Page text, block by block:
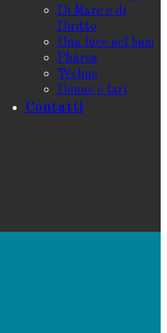
Di Mare e di
Diritto
Una luce nel buio
Phàros
Téchne
Donne e fari
Contatti